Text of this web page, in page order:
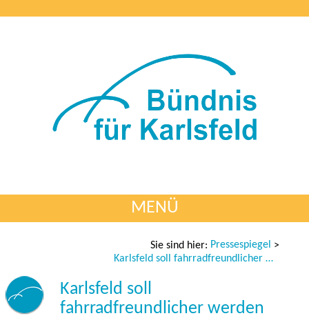
MENÜ
Sie sind hier: Pressespiegel >
Karlsfeld soll fahrradfreundlicher werden
Karlsfeld soll
fahrradfreundlicher werden